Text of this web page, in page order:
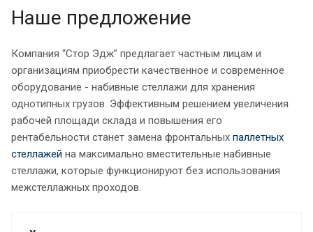
Наше предложение
Компания “Стор Эдж” предлагает частным лицам и
организациям приобрести качественное и современное
оборудование - набивные стеллажи для хранения
однотипных грузов. Эффективным решением увеличения
рабочей площади склада и повышения его
рентабельности станет замена фронтальных паллетных
стеллажей на максимально вместительные набивные
стеллажи, которые функционируют без использования
межстеллажных проходов.